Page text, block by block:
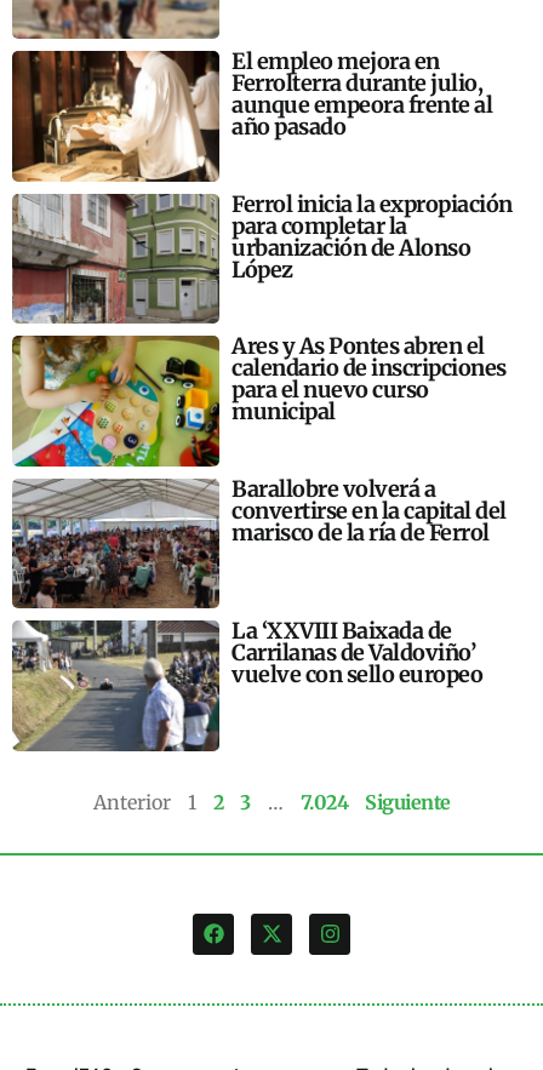
El empleo mejora en
Ferrolterra durante julio,
aunque empeora frente al
año pasado
Ferrol inicia la expropiación
para completar la
urbanización de Alonso
López
Ares y As Pontes abren el
calendario de inscripciones
para el nuevo curso
municipal
Barallobre volverá a
convertirse en la capital del
marisco de la ría de Ferrol
La ‘XXVIII Baixada de
Carrilanas de Valdoviño’
vuelve con sello europeo
Anterior 1 2 3 … 7.024 Siguiente